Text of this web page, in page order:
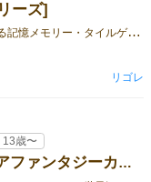
ーズ]
あ
の頃の冒険を彷彿とさせる記憶メモリー・タイルゲーム。協力モードも面白い。
リゴレ
[【新作】バッカニアファンタジーカードゲーム スターターデラックスエディション]
13歳〜